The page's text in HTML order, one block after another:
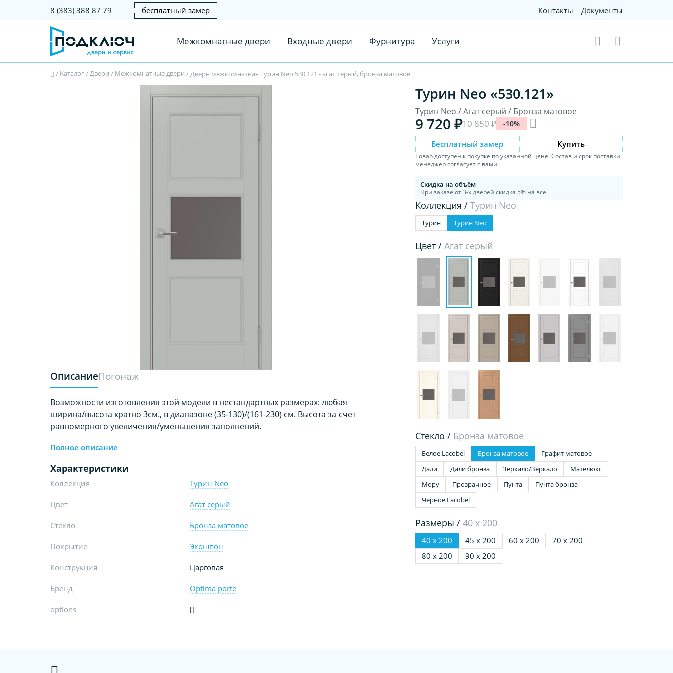
8 (383) 388 87 79 бесплатный замер Контакты Документы
Межкомнатные двери Входные двери Фурнитура Услуги
/ Каталог/Двери / Межкомнатные двери /Дверь межкомнатная Турин Neo 530.121 - агат серый, бронза матовое
ОписаниеПогонаж
Возможности изготовления этой модели в нестандартных размерах: любая
ширина/высота кратно 3см., в диапазоне (35-130)/(161-230) см. Высота за счет
равномерного увеличения/уменьшения заполнений.
Полное описание
Характеристики
Коллекция Турин Neo
Цвет Агат серый
Стекло Бронза матовое
Покрытие Экошпон
Конструкция Царговая
Бренд Optima porte
options []
Турин Neo «530.121»
Турин Neo / Агат серый / Бронза матовое
9 720 ₽10 850 ₽ -10%
Бесплатный замер Купить
Товар доступен к покупке по указанной цене. Состав и срок поставки
менеджер согласует с вами.
Скидка на объём
При заказе от 3-х дверей скидка 5% на все
Коллекция /Турин Neo
Турин Турин Neo
Цвет /Агат серый
Стекло / Бронза матовое
Белое Lacobel Бронза матовое
Графит матовое
Дали
Дали бронза Зеркало/Зеркало
Мателюкс
Мору
Прозрачное Пунта
Пунта бронза
Черное Lacobel
Размеры /40 х 200
40 х 200 45 х 200 60 х 200
70 х 200
80 х 200
90 х 200